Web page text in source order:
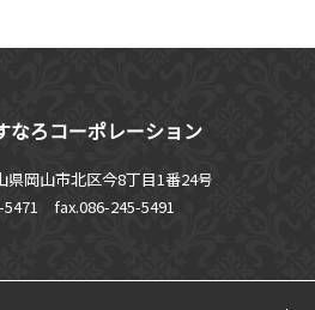
なろコーポレーション
岡山市北区今8丁目1番24号
fax.086-245-5491